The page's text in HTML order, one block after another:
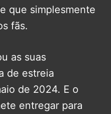
que simplesmente
fãs.
as suas
de estreia
de 2024. E o
entregar para